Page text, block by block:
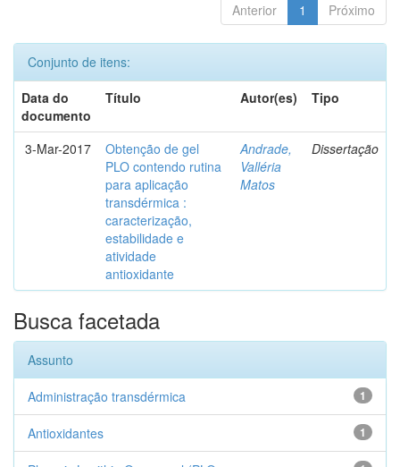
Anterior 1 Próximo
Conjunto de itens:
Data do
documento
Título Autor(es) Tipo
3-Mar-2017
Obtenção de gel
PLO contendo rutina
para aplicação
transdérmica :
caracterização,
estabilidade e
atividade
antioxidante
Andrade,
Valléria
Matos
Dissertação
Busca facetada
Assunto
1
Administração transdérmica
1
Antioxidantes